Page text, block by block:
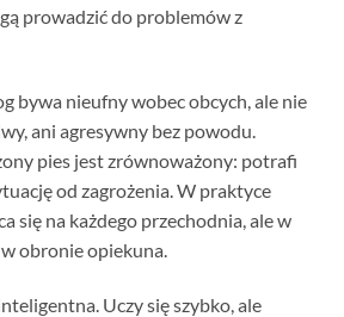
prowadzić do problemów z
bywa nieufny wobec obcych, ale nie
ani agresywny bez powodu.
pies jest zrównoważony: potrafi
od zagrożenia. W praktyce
się na każdego przechodnia, ale w
obronie opiekuna.
Uczy się szybko, ale